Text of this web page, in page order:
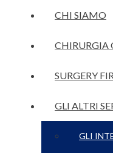
CHI SIAMO
CHIRURGIA
SURGERY
GLI ALTRI
GLI